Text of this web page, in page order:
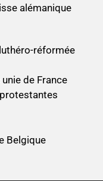
alémanique
réformée
de France
Belgique